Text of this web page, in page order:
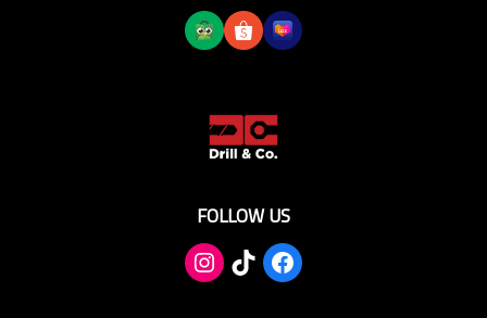
FOLLOW US
TikTokFacebook